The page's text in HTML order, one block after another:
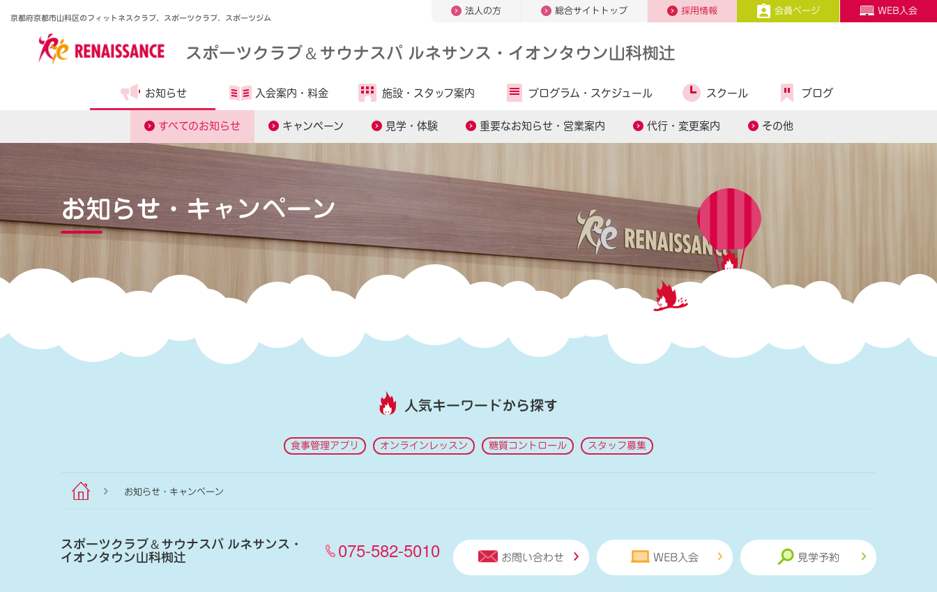
京都府京都市山科区のフィットネスクラブ、スポーツクラブ、スポーツジム
法人の方 総合サイトトップ 採用情報 会員ページ WEB入会
スポーツクラブ＆サウナスパ ルネサンス・イオンタウン山科椥辻
お知らせ
すべてのお知らせ キャンペーン 見学・体験 重要なお知らせ・営業案内 代行・変更案内 その他
入会案内・ 料金 施設・ スタッフ案内 プログラム・ スケジュール スクール ブログ
お知らせ・キャンペーン
人気キーワードから探す
食事管理アプリ オンラインレッスン 糖質コントロール スタッフ募集
お知らせ・キャンペーン
スポーツクラブ＆サウナスパ ルネサンス・
イオンタウン山科椥辻 075-582-5010 お問い合わせ WEB入会 見学予約